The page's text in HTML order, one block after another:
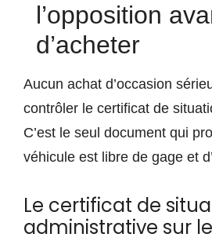
l’opposition
d’acheter
Aucun achat d’occasion
contrôler le certificat de
C’est le seul document qui
véhicule est libre de gage et
Le certificat de
administrative sur